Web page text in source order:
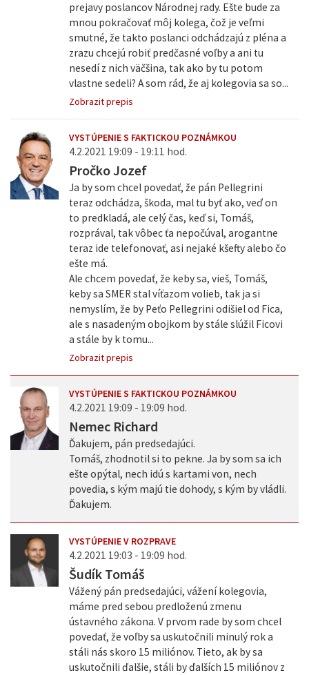
prejavy poslancov Národnej rady. Ešte bude za
mnou pokračovať môj kolega, čož je veľmi
smutné, že takto poslanci odchádzajú z pléna a
zrazu chcejú robiť predčasné voľby a ani tu
nesedí z nich väčšina, tak ako by tu potom
vlastne sedeli? A som rád, že aj kolegovia sa so...
Zobrazit prepis
VYSTÚPENIE S FAKTICKOU POZNÁMKOU
4.2.2021 19:09 - 19:11 hod.
Pročko Jozef
Ja by som chcel povedať, že pán Pellegrini
teraz odchádza, škoda, mal tu byť ako, veď on
to predkladá, ale celý čas, keď si, Tomáš,
rozprával, tak vôbec ťa nepočúval, arogantne
teraz ide telefonovať, asi nejaké kšefty alebo čo
ešte má.
Ale chcem povedať, že keby sa, vieš, Tomáš,
keby sa SMER stal víťazom volieb, tak ja si
nemyslím, že by Peťo Pellegrini odišiel od Fica,
ale s nasadeným obojkom by stále slúžil Ficovi
a stále by k tomu...
Zobrazit prepis
VYSTÚPENIE S FAKTICKOU POZNÁMKOU
4.2.2021 19:09 - 19:09 hod.
Nemec Richard
Ďakujem, pán predsedajúci.
Tomáš, zhodnotil si to pekne. Ja by som sa ich
ešte opýtal, nech idú s kartami von, nech
povedia, s kým majú tie dohody, s kým by vládli.
Ďakujem.
VYSTÚPENIE V ROZPRAVE
4.2.2021 19:03 - 19:09 hod.
Šudík Tomáš
Vážený pán predsedajúci, vážení kolegovia,
máme pred sebou predloženú zmenu
ústavného zákona. V prvom rade by som chcel
povedať, že voľby sa uskutočnili minulý rok a
stáli nás skoro 15 miliónov. Tieto, ak by sa
uskutočnili ďalšie, stáli by ďalších 15 miliónov z